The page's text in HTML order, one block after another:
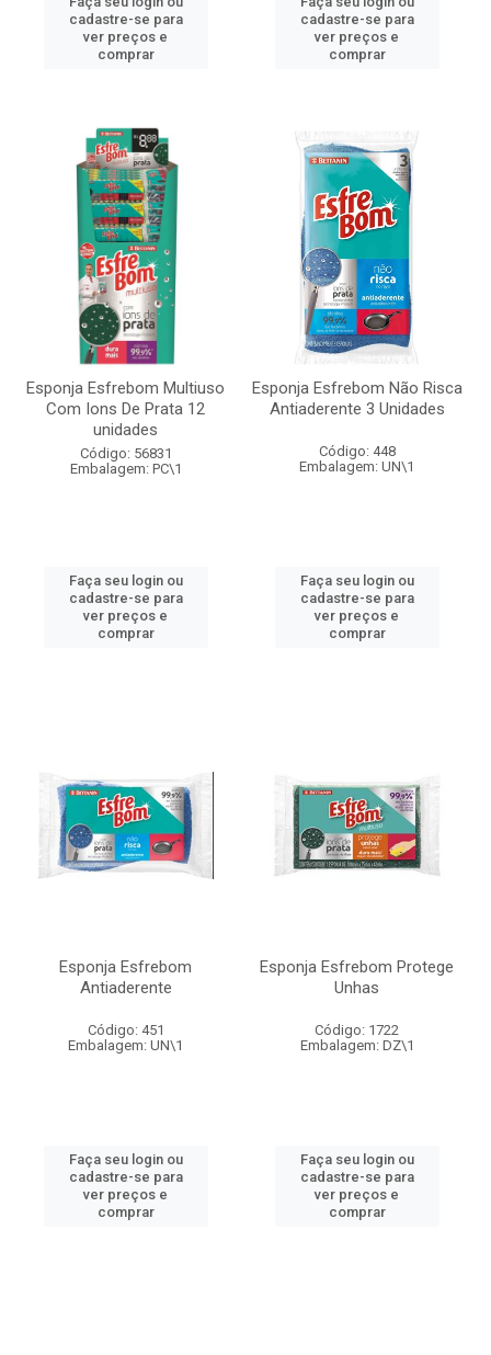
cadastre-se para
ver preços e
comprar
cadastre-se para
ver preços e
comprar
Esponja Esfrebom Multiuso
Com Ions De Prata 12
unidades
Código: 56831
Embalagem: PC\1
Faça seu login ou
cadastre-se para
ver preços e
comprar
Esponja Esfrebom Não Risca
Antiaderente 3 Unidades
Código: 448
Embalagem: UN\1
Faça seu login ou
cadastre-se para
ver preços e
comprar
Esponja Esfrebom
Antiaderente
Código: 451
Embalagem: UN\1
Faça seu login ou
cadastre-se para
ver preços e
comprar
Esponja Esfrebom Protege
Unhas
Código: 1722
Embalagem: DZ\1
Faça seu login ou
cadastre-se para
ver preços e
comprar